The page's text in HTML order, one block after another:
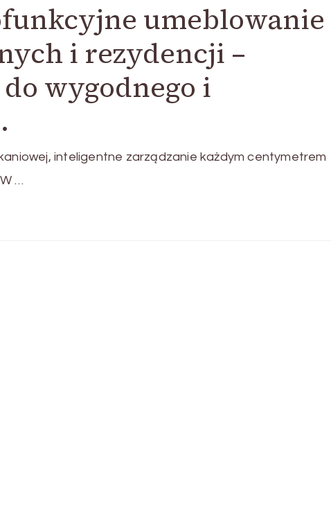
umeblowanie
i rezydencji –
wygodnego i
inteligentne zarządzanie każdym centymetrem
…